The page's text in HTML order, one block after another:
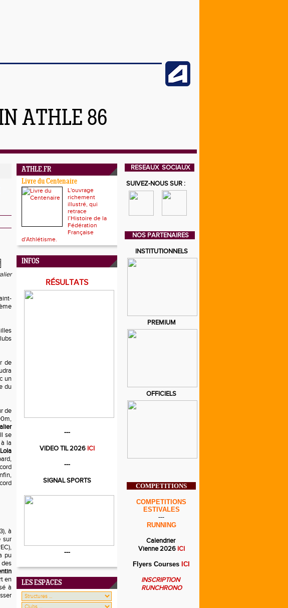
ATHLE 86
de
un
du
de
se
la
Lola
à
sur
pu
en
à
ATHLE.FR
Livre du Centenaire
L'ouvrage
richement
illustré, qui
retrace
l’Histoire de la
Fédération
Française
d'Athlétisme.
INFOS
RÉSULTATS
---
VIDEO TIL 2026ICI
---
SIGNAL SPORTS
---
LES ESPACES
RESEAUX SOCIAUX
SUIVEZ-NOUS SUR :
NOS PARTENAIRES
INSTITUTIONNELS
PREMIUM
OFFICIELS
COMPETITIONS
COMPETITIONS
ESTIVALES
---
RUNNING
Calendrier
Vienne 2026ICI
Flyers Courses ICI
INSCRIPTION
RUNCHRONO